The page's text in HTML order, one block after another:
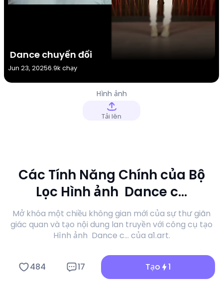
​​ Dance chuyển đổi ​​
Jun 23, 20256.9k chạy
Hình ảnh
Tải lên
Các Tính Năng Chính của Bộ
Lọc Hình ảnh ​​ Dance c...
Mở khóa một chiều không gian mới của sự thư giãn
giác quan và tạo nội dung lan truyền với công cụ tạo
Hình ảnh ​​ Dance c... của a1.art.
484 17 Tạo 1